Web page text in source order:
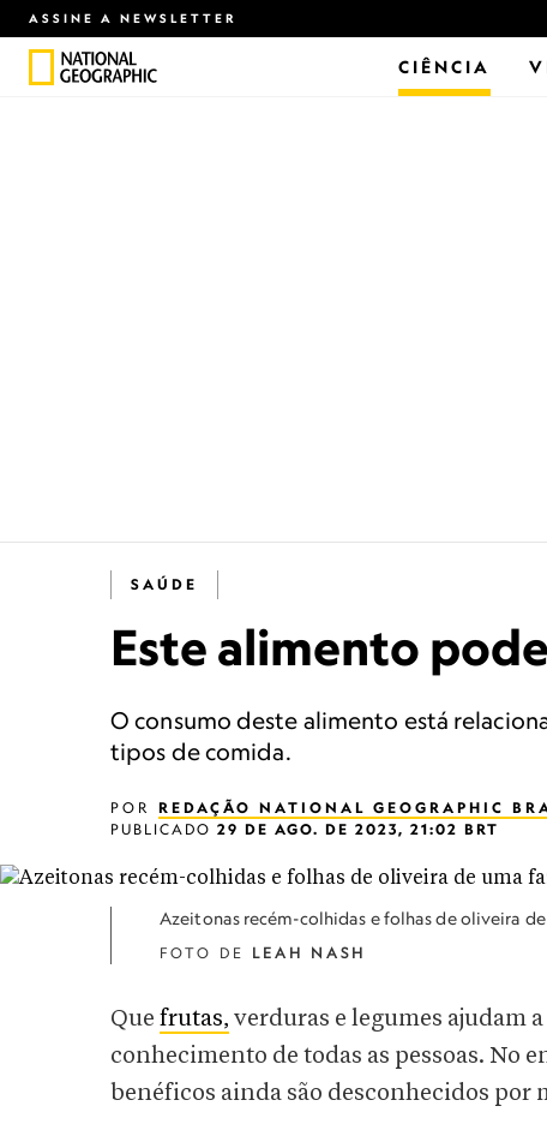
ASSINE A NEWSLETTER
CIÊNCIA
SAÚDE
Este alimento
O consumo deste alimento está
tipos de comida.
POR REDAÇÃO NATIONAL GEOGRAPHIC
PUBLICADO 29 DE AGO. DE 2023, 21:02 BRT
Azeitonas recém-colhidas e folhas de oliveira
FOTO DE LEAH NASH
Que frutas, verduras e legumes ajudam
conhecimento de todas as pessoas. No
benéficos ainda são desconhecidos por